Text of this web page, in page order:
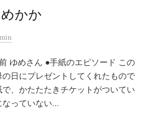
かか
ゆめさん ●手紙のエピソード この
日にプレゼントしてくれたもので
、かたたたきチケットがついてい
っていない...